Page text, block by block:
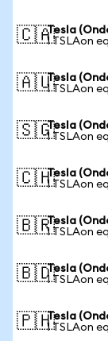
🇨🇦Tesla
1 TSLAon
🇦🇺Tesla
1 TSLAon
🇸🇬Tesla
1 TSLAon
🇨🇭Tesla
1 TSLAon
🇧🇷Tesla
1 TSLAon
🇧🇩Tesla
1 TSLAon
🇵🇭Tesla
1 TSLAon